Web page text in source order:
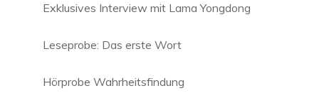
Exklusives Interview mit Lama Yongdong
Leseprobe: Das erste Wort
Hörprobe Wahrheitsfindung